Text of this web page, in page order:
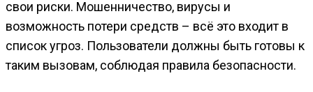
свои риски. Мошенничество, вирусы и
возможность потери средств – всё это входит в
список угроз. Пользователи должны быть готовы к
таким вызовам, соблюдая правила безопасности.